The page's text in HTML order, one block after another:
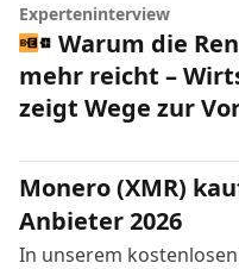
Experteninterview
Warum die
mehr reicht –
zeigt Wege zur
Monero (XMR)
Anbieter 2026
In unserem kostenlosen